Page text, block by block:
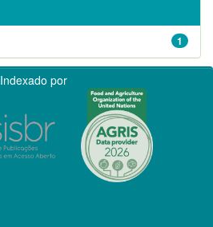
1
Indexado por